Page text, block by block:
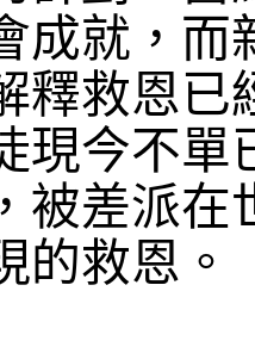
成就，而
釋救恩已
現今不
被差派在
的救恩。